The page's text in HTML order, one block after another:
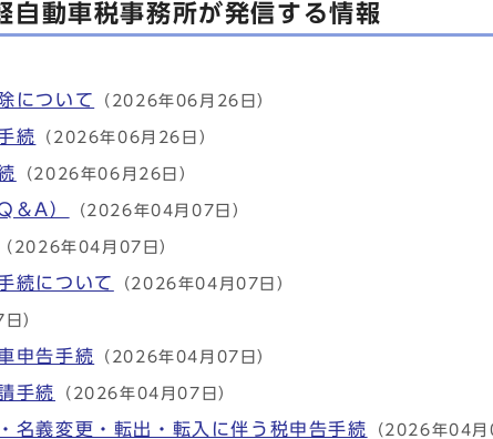
自動車税事務所が発信する情報
について （2026年06月26日）
続 （2026年06月26日）
（2026年06月26日）
＆A） （2026年04月07日）
（2026年04月07日）
続について （2026年04月07日）
）
申告手続 （2026年04月07日）
手続 （2026年04月07日）
名義変更・転出・転入に伴う税申告手続 （2026年04月